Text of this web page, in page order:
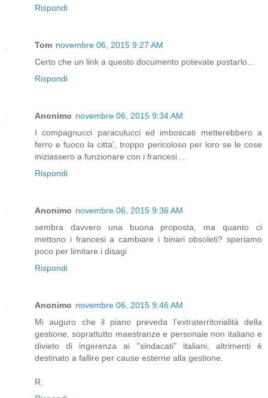
Rispondi
Tom novembre 06, 2015 9:27 AM
Certo che un link a questo documento potevate postarlo...
Rispondi
Anonimo novembre 06, 2015 9:34 AM
I compagnucci paraculucci ed imboscati metterebbero a
ferro e fuoco la citta', troppo pericoloso per loro se le cose
iniziassero a funzionare con i francesi....
Rispondi
Anonimo novembre 06, 2015 9:36 AM
sembra davvero una buona proposta, ma quanto ci
mettono i francesi a cambiare i binari obsoleti? speriamo
poco per limitare i disagi
Rispondi
Anonimo novembre 06, 2015 9:46 AM
Mi auguro che il piano preveda l'extraterritorialità della
gestione, soprattutto maestranze e personale non italiano e
divieto di ingerenza ai "sindacati" italiani, altrimenti è
destinato a fallire per cause esterne alla gestione.
R.